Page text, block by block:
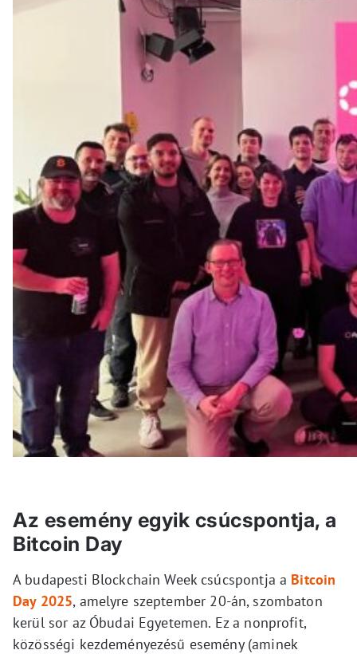
Az esemény egyik csúcspontja, a
Bitcoin Day
A budapesti Blockchain Week csúcspontja a Bitcoin
Day 2025, amelyre szeptember 20-án, szombaton
kerül sor az Óbudai Egyetemen. Ez a nonprofit,
közösségi kezdeményezésű esemény (aminek